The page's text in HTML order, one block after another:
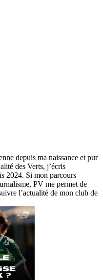
depuis ma naissance et pur
des Verts, j’écris
2024. Si mon parcours
PV me permet de
l’actualité de mon club de